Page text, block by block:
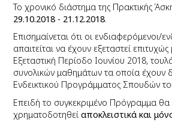
Το χρονικό διάστημα της Πρακτικής
29.10.2018 - 21.12.2018
Επισημαίνεται ότι οι ενδιαφερόμενοι/
απαιτείται να έχουν εξεταστεί επιτυχώς
Εξεταστική Περίοδο Ιουνίου 2018,
συνολικών μαθημάτων τα οποία έχουν
Ενδεικτικού Προγράμματος Σπουδών
Επειδή το συγκεκριμένο Πρόγραμμα θα
χρηματοδοτηθείαποκλειστικά και